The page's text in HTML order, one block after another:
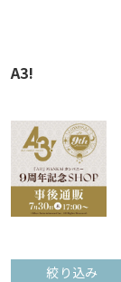
A3!
絞り込み